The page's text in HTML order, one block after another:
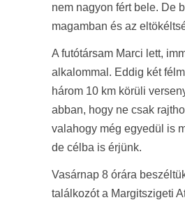
nem nagyon fért bele. De
magamban és az
A futótársam Marci lett,
alkalommal. Eddig két
három 10 km körüli
abban, hogy ne csak
valahogy még egyedül is
de célba is érjünk.
Vasárnap 8 órára
találkozót a Margitszigeti